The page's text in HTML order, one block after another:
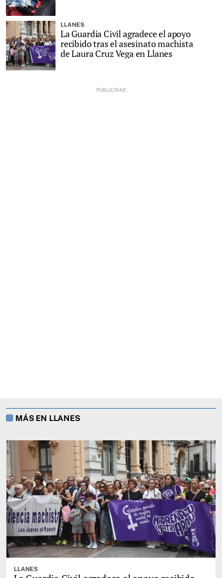
LLANES
La Guardia Civil agradece el apoyo
recibido tras el asesinato machista
de Laura Cruz Vega en Llanes
MÁS EN LLANES
LLANES